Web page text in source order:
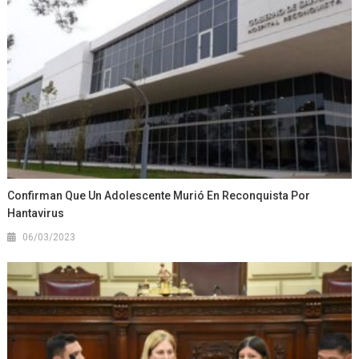
Confirman Que Un Adolescente Murió En Reconquista Por
Hantavirus
06/03/2023